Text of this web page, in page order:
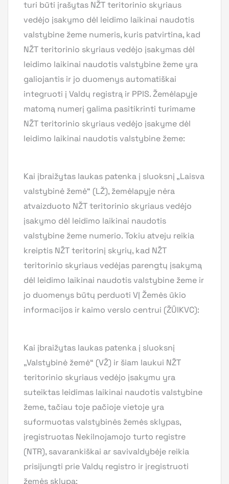
turi būti įrašytas NŽT teritorinio skyriaus
vedėjo įsakymo dėl leidimo laikinai naudotis
valstybine žeme numeris, kuris patvirtina, kad
NŽT teritorinio skyriaus vedėjo įsakymas dėl
leidimo laikinai naudotis valstybine žeme yra
galiojantis ir jo duomenys automatiškai
integruoti į Valdų registrą ir PPIS. Žemėlapyje
matomą numerį galima pasitikrinti turimame
NŽT teritorinio skyriaus vedėjo įsakyme dėl
leidimo laikinai naudotis valstybine žeme:
Kai įbraižytas laukas patenka į sluoksnį „Laisva
valstybinė žemė“ (LŽ), žemėlapyje nėra
atvaizduoto NŽT teritorinio skyriaus vedėjo
įsakymo dėl leidimo laikinai naudotis
valstybine žeme numerio. Tokiu atveju reikia
kreiptis NŽT teritorinį skyrių, kad NŽT
teritorinio skyriaus vedėjas parengtų įsakymą
dėl leidimo laikinai naudotis valstybine žeme ir
jo duomenys būtų perduoti VĮ Žemės ūkio
informacijos ir kaimo verslo centrui (ŽŪIKVC):
Kai įbraižytas laukas patenka į sluoksnį
„Valstybinė žemė“ (VŽ) ir šiam laukui NŽT
teritorinio skyriaus vedėjo įsakymu yra
suteiktas leidimas laikinai naudotis valstybine
žeme, tačiau toje pačioje vietoje yra
suformuotas valstybinės žemės sklypas,
įregistruotas Nekilnojamojo turto registre
(NTR), savarankiškai ar savivaldybėje reikia
prisijungti prie Valdų registro ir įregistruoti
žemės sklypą: